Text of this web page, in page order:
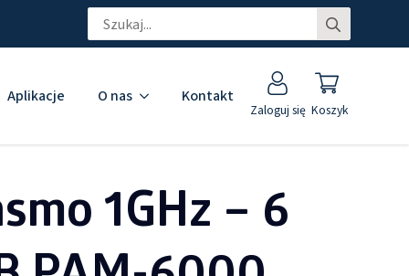
for:
Aplikacje O nas Kontakt
Zaloguj się Koszyk
1GHz – 6